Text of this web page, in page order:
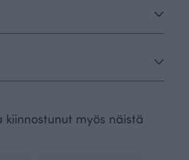
kiinnostunut myös näistä